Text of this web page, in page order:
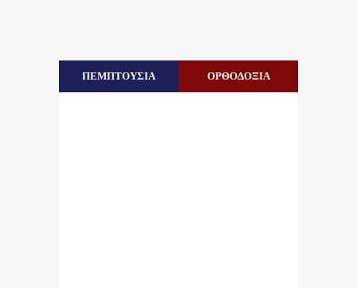
ΠΕΜΠΤΟΥΣΙΑ ΟΡΘΟΔΟΞΙΑ